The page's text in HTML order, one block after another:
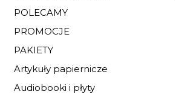
POLECAMY
PROMOCJE
PAKIETY
Artykuły papiernicze
Audiobooki i płyty